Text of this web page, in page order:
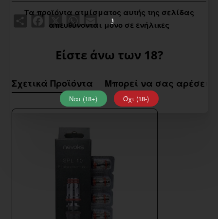
Τα προϊόντα ατμίσματος αυτής της σελίδας
απευθύνονται μόνο σε ενήλικες
Είστε άνω των 18?
Ναι (18+) Όχι (18-)
ShareFacebook
X WhatsApp
Email
Σχετικά Προϊόντα Μπορεί να σας αρέσει